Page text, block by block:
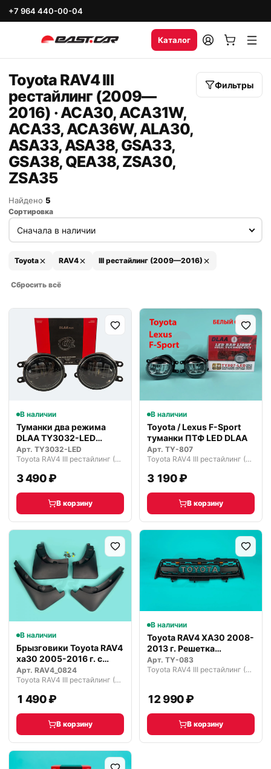
+7 964 440-00-04
Каталог
Toyota RAV4 III
рестайлинг (2009—
2016) · ACA30, ACA31W,
ACA33, ACA36W, ALA30,
ASA33, ASA38, GSA33,
GSA38, QEA38, ZSA30,
ZSA35
Фильтры
Найдено 5
Сортировка
Toyota RAV4 III рестайлинг (2009—2016)
Сбросить всё
В наличии
Туманки два режима
DLAA TY3032-LED
светодиодные
Арт. TY3032-LED
Toyota RAV4 III рестайлинг (2009—2016)
3 490 ₽
В корзину
В наличии
Toyota / Lexus F-Sport
туманки ПТФ LED DLAA
Арт. TY-807
Toyota RAV4 III рестайлинг (2009—2016)
3 190 ₽
В корзину
В наличии
Брызговики Toyota RAV4
ха30 2005-2016 г. с
Фендер…
Арт. RAV4_0824
Toyota RAV4 III рестайлинг (2009—2016)
1 490 ₽
В корзину
В наличии
Toyota RAV4 XA30 2008-
2013 г. Решетка
радиатора
Арт. TY-083
Toyota RAV4 III рестайлинг (2009—2016)
12 990 ₽
В корзину